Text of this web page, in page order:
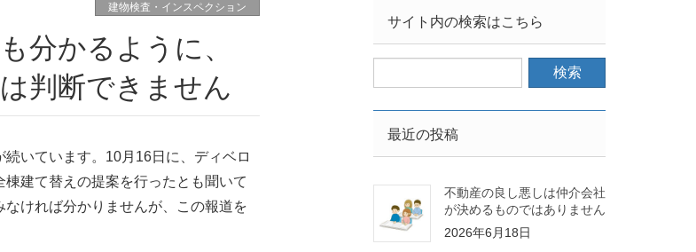
建物検査・インスペクション
分かるように、
判断できません
いています。10月16日に、ディベロ
建て替えの提案を行ったとも聞いて
ければ分かりませんが、この報道を
サイト内の検索はこちら
最近の投稿
不動産の良し悪しは仲介会社
が決めるものではありません
2026年6月18日